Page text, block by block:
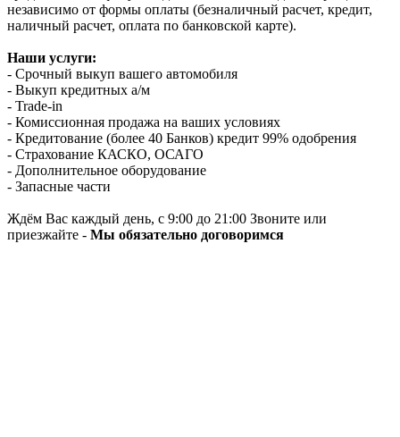
независимо от формы оплаты (безналичный расчет, кредит,
наличный расчет, оплата по банковской карте).
Наши услуги:
- Срочный выкуп вашего автомобиля
- Выкуп кредитных а/м
- Trade-in
- Комиссионная продажа на ваших условиях
- Кредитование (более 40 Банков) кредит 99% одобрения
- Страхование КАСКО, ОСАГО
- Дополнительное оборудование
- Запасные части
Ждём Вас каждый день, с 9:00 до 21:00 Звоните или
приезжайте - Мы обязательно договоримся